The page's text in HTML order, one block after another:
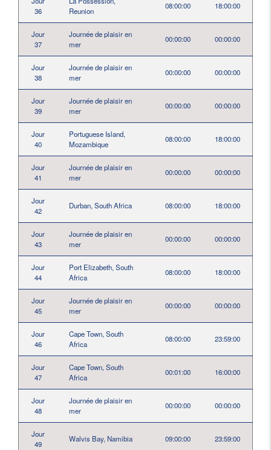
36
Reunion
08:00:00 18:00:00
Jour
37
Journée de plaisir en
mer
00:00:00 00:00:00
Jour
38
Journée de plaisir en
mer
00:00:00 00:00:00
Jour
39
Journée de plaisir en
mer
00:00:00 00:00:00
Jour
40
Portuguese Island,
Mozambique
08:00:00 18:00:00
Jour
41
Journée de plaisir en
mer
00:00:00 00:00:00
Jour
42
Durban, South Africa 08:00:00 18:00:00
Jour
43
Journée de plaisir en
mer
00:00:00 00:00:00
Jour
44
Port Elizabeth, South
Africa
08:00:00 18:00:00
Jour
45
Journée de plaisir en
mer
00:00:00 00:00:00
Jour
46
Cape Town, South
Africa
08:00:00 23:59:00
Jour
47
Cape Town, South
Africa
00:01:00 16:00:00
Jour
48
Journée de plaisir en
mer
00:00:00 00:00:00
Jour
49
Walvis Bay, Namibia 09:00:00 23:59:00